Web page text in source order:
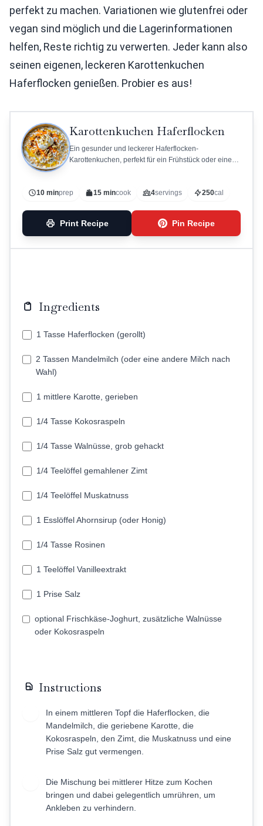
perfekt zu machen. Variationen wie glutenfrei oder
vegan sind möglich und die Lagerinformationen
helfen, Reste richtig zu verwerten. Jeder kann also
seinen eigenen, leckeren Karottenkuchen
Haferflocken genießen. Probier es aus!
Karottenkuchen Haferflocken
Ein gesunder und leckerer Haferflocken-
Karottenkuchen, perfekt für ein Frühstück oder einen
10 minprep 15 mincook 4servings 250cal
Print Recipe Pin Recipe
Ingredients
1 Tasse Haferflocken (gerollt)
2 Tassen Mandelmilch (oder eine andere Milch nach
Wahl)
1 mittlere Karotte, gerieben
1/4 Tasse Kokosraspeln
1/4 Tasse Walnüsse, grob gehackt
1/4 Teelöffel gemahlener Zimt
1/4 Teelöffel Muskatnuss
1 Esslöffel Ahornsirup (oder Honig)
1/4 Tasse Rosinen
1 Teelöffel Vanilleextrakt
1 Prise Salz
optional Frischkäse-Joghurt, zusätzliche Walnüsse
oder Kokosraspeln
Instructions
In einem mittleren Topf die Haferflocken, die
Mandelmilch, die geriebene Karotte, die
Kokosraspeln, den Zimt, die Muskatnuss und eine
Prise Salz gut vermengen.
Die Mischung bei mittlerer Hitze zum Kochen
bringen und dabei gelegentlich umrühren, um
Ankleben zu verhindern.